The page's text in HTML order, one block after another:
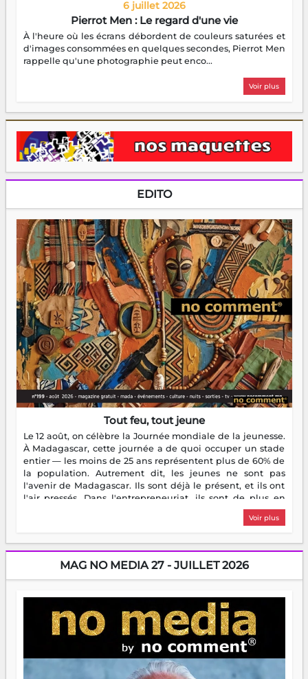
6 juillet 2026
Pierrot Men : Le regard d'une vie
À l'heure où les écrans débordent de couleurs saturées et
d'images consommées en quelques secondes, Pierrot Men
rappelle qu'une photographie peut enco...
Voir plus
EDITO
Tout feu, tout jeune
Le 12 août, on célèbre la Journée mondiale de la jeunesse.
À Madagascar, cette journée a de quoi occuper un stade
entier — les moins de 25 ans représentent plus de 60% de
la population. Autrement dit, les jeunes ne sont pas
l'avenir de Madagascar. Ils sont déjà le présent, et ils ont
l'air pressés. Dans l'entrepreneuriat, ils sont de plus en
plus nombreux à se lancer, à créer, à risquer — souvent
sans filet, souvent sans aide, mais toujours avec cette
encore meilleures. Aina Rasamoelina vient de décrocher le
Prix RFI Instrumental Afrique. Miangaly Elia rafle le Prix
jeunes qui tiennent la torche. Alors oui, on pourrait
s'arrêter là, applaudir et rentrer chez soi satisfait. Mais ce
serait passer à côté d'une chose essentielle. La fougue, ça
brûle fort — et parfois, ça brûle vite. Une flamme sans
direction peut éclairer autant qu'elle peut consumer. C'est
là que les aînés entrent en scène — pas pour reprendre le
gouvernail, mais pour montrer où sont les récifs. Les jeunes
Voir plus
MAG NO MEDIA 27 - JUILLET 2026